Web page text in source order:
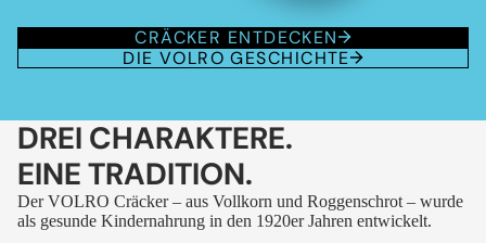
CRÄCKER ENTDECKEN
DIE VOLRO GESCHICHTE
DREI CHARAKTERE.
EINE TRADITION.
Der VOLRO Cräcker – aus Vollkorn und Roggenschrot – wurde
als gesunde Kindernahrung in den 1920er Jahren entwickelt.